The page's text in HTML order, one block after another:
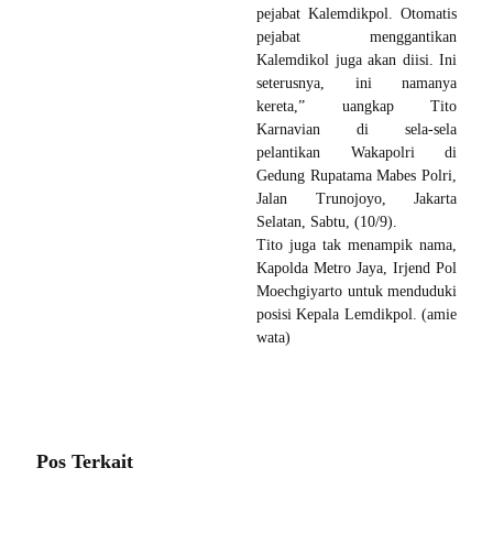
pejabat Kalemdikpol. Otomatis
pejabat menggantikan
Kalemdikol juga akan diisi. Ini
seterusnya, ini namanya
kereta,” uangkap Tito
Karnavian di sela-sela
pelantikan Wakapolri di
Gedung Rupatama Mabes Polri,
Jalan Trunojoyo, Jakarta
Selatan, Sabtu, (10/9).
Tito juga tak menampik nama,
Kapolda Metro Jaya, Irjend Pol
Moechgiyarto untuk menduduki
posisi Kepala Lemdikpol. (amie
wata)
Pos Terkait